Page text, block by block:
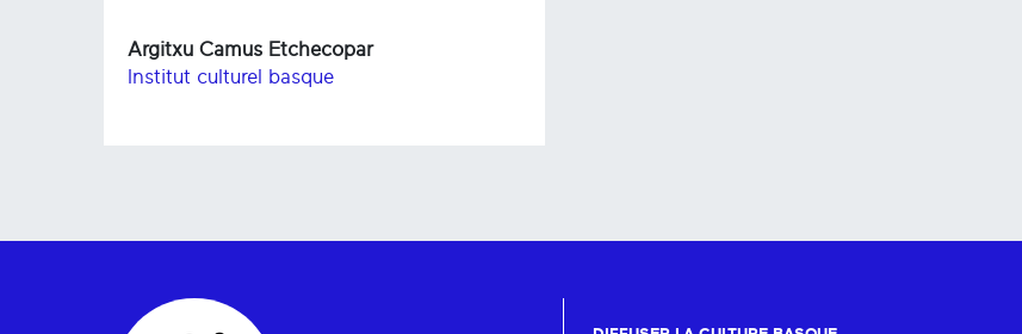
Argitxu Camus Etchecopar
Institut culturel basque